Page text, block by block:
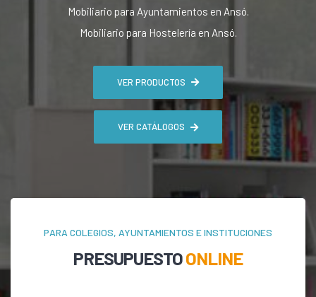
Mobiliario para Ayuntamientos en Ansó.
Mobiliario para Hostelería en Ansó.
VER PRODUCTOS
VER CATÁLOGOS
PARA COLEGIOS, AYUNTAMIENTOS E INSTITUCIONES
PRESUPUESTOONLINE